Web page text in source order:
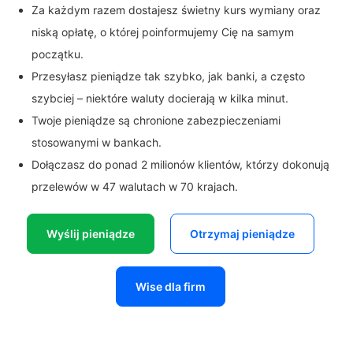
Za każdym razem dostajesz świetny kurs wymiany oraz
niską opłatę, o której poinformujemy Cię na samym
początku.
Przesyłasz pieniądze tak szybko, jak banki, a często
szybciej – niektóre waluty docierają w kilka minut.
Twoje pieniądze są chronione zabezpieczeniami
stosowanymi w bankach.
Dołączasz do ponad 2 milionów klientów, którzy dokonują
przelewów w 47 walutach w 70 krajach.
Wyślij pieniądze Otrzymaj pieniądze
Wise dla firm